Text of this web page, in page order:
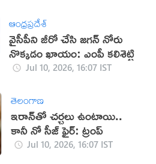
ఆంధ్రప్రదేశ్
వైసీపీని జీరో చేసి జగన్ నోరు
నొక్కడం ఖాయం: ఎంపీ కలిశెట్టి
Jul 10, 2026, 16:07 IST
తెలంగాణ
‌ఇరాన్‌తో చర్చలు ఉంటాయి..
కానీ నో సీజ్ ఫైర్: ట్రంప్
Jul 10, 2026, 16:07 IST